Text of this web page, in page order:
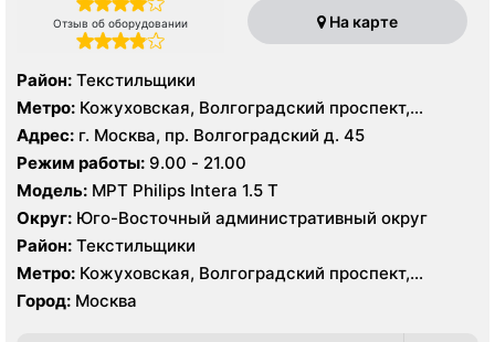
Отзыв об оборудовании На карте
Район: Текстильщики
Метро: Кожуховская, Волгоградский проспект,
Текстильщики
Адрес: г. Москва, пр. Волгоградский д. 45
Режим работы: 9.00 - 21.00
Модель: МРТ Philips Intera 1.5 T
Округ: Юго-Восточный административный округ
Район: Текстильщики
Метро: Кожуховская, Волгоградский проспект,
Текстильщики
Город: Москва